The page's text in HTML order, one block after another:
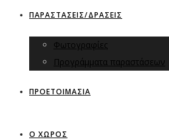
ΠΑΡΑΣΤΑΣΕΙΣ/ΔΡΑΣΕΙΣ
Φωτογραφίες
Προγράμματα παραστάσεων
ΠΡΟΕΤΟΙΜΑΣΙΑ
Ο ΧΩΡΟΣ